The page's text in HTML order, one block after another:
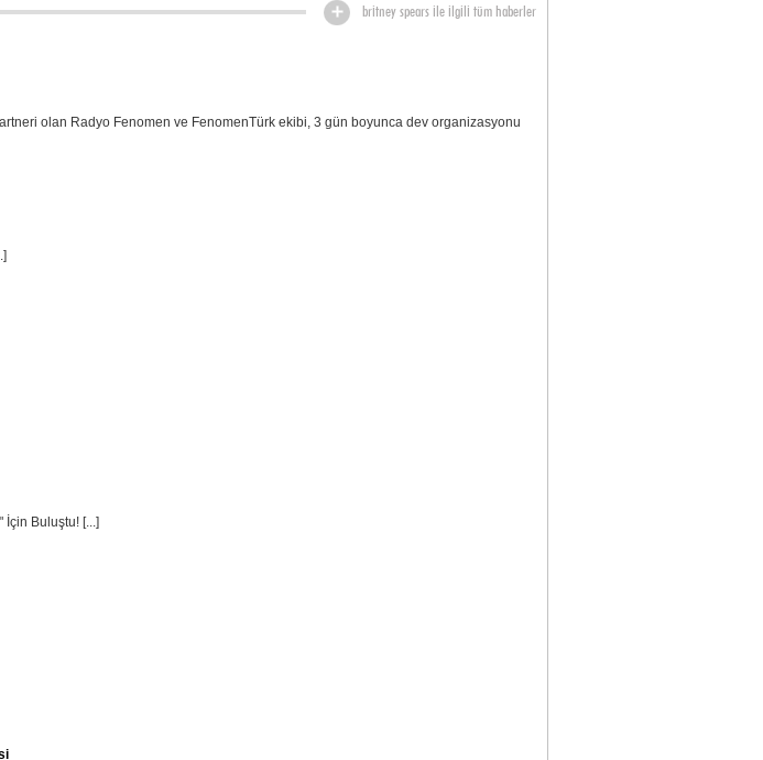
britney spears ile ilgili tüm haberler
olan Radyo Fenomen ve FenomenTürk ekibi, 3 gün boyunca dev organizasyonu
İçin Buluştu! [...]